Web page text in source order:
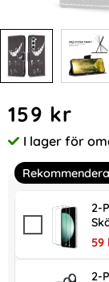
pris
159 kr
Tillgänglighet:
I lager för
2-
59
2-